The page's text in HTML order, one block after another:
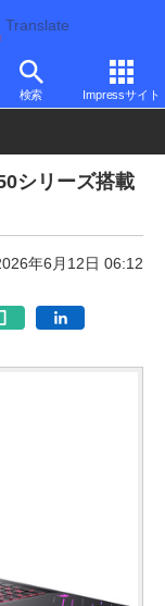
Translate
検索 Impressサイト
ン ゲーミングノー
シリーズ搭載
年6月12日 06:12